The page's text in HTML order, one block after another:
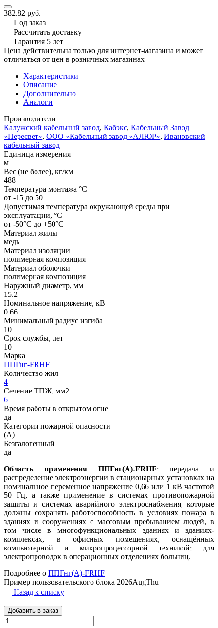
382.82 руб.
Под заказ
Рассчитать доставку
Гарантия 5 лет
Цена действительна только для интернет-магазина и может
отличаться от цен в розничных магазинах
Характеристики
Описание
Дополнительно
Аналоги
Производители
Калужский кабельный завод, Кабэкс, Кабельный Завод
«Пересвет», ООО «Кабельный завод «АЛЮР», Ивановский
кабельный завод
Единица измерения
м
Вес (не более), кг/км
488
Температура монтажа °C
от -15 до 50
Допустимая температура окружающей среды при
эксплуатации, °C
от -50°С до +50°С
Материал жилы
медь
Материал изоляции
полимерная композиция
Материал оболочки
полимерная композиция
Наружный диаметр, мм
15.2
Номинальное напряжение, кВ
0.66
Минимальный радиус изгиба
10
Срок службы, лет
10
Марка
ППГнг-FRHF
Количество жил
4
Сечение ТПЖ, мм2
6
Время работы в открытом огне
да
Категория пожарной опасности
(A)
Безгалогенный
да
Область применения ППГнг(А)-FRHF: передача и
распределение электроэнергии в стационарных установках на
номинальное переменное напряжение 0,66 или 1 кВ частотой
50 Гц, а также применение в системах противопожарной
защиты и системах аварийного электроснабжения, которые
должны сохранять работоспособность в условиях пожара в
зданиях и сооружениях с массовым пребыванием людей, в
том числе в многофункциональных зданиях и зданиях-
комплексах, в офисных помещениях, оснащённых
компьютерной и микропроцессорной техникой; для
электропроводок в операционных отделениях больниц.
Подробнее о ППГнг(А)-FRHF
Пример пользовательского блока 2026AugThu
Назад к списку
Добавить в заказ